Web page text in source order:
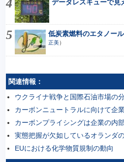
データレスキューで見
低炭素燃料のエタノー
正美）
関連情報：
ウクライナ戦争と国際石油市場の
カーボンニュートラルに向けて企
カーボンプライシングは企業の内
実態把握が欠如しているオランダ
EUにおける化学物質規制の動向